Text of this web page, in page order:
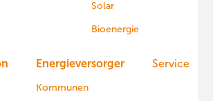
Solar
Bioenergie
Energieversorger
Kommunen
Service